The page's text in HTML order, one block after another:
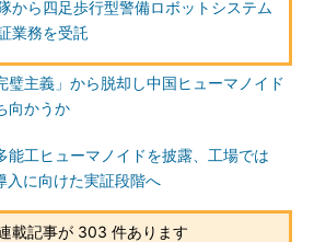
から四足歩行型警備ロボットシステム
業務を受託
璧主義」から脱却し中国ヒューマノイド
向かうか
能工ヒューマノイドを披露、工場では
入に向けた実証段階へ
載記事が 303 件あります